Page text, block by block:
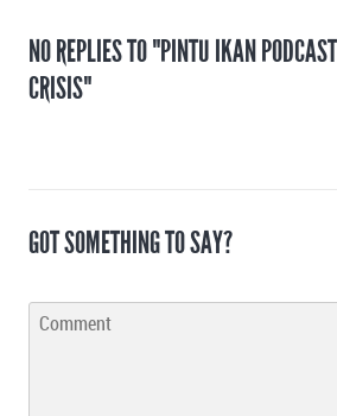
NO REPLIES TO "PINTU IKAN
CRISIS"
GOT SOMETHING TO SAY?